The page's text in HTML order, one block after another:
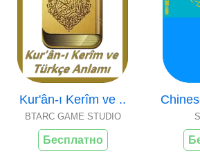
Kur'ân-ı Kerîm ve ..
BTARC GAME STUDIO
Бесплатно